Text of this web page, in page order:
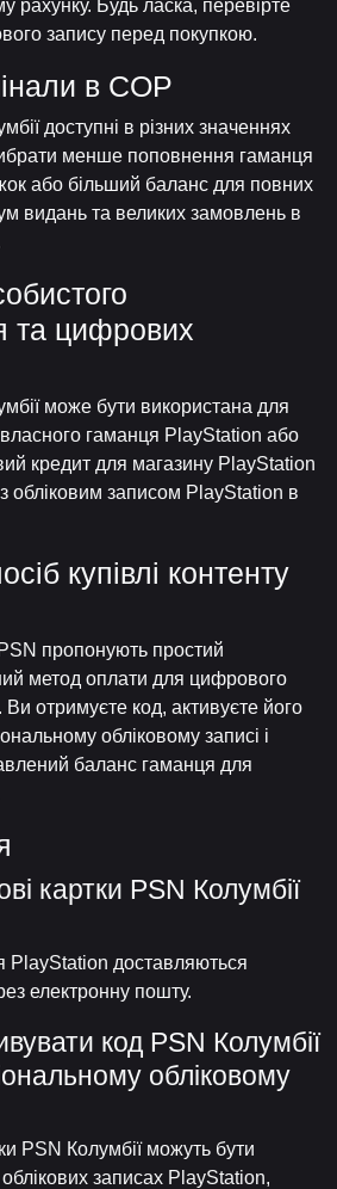
рахунку. Будь ласка, перевірте
запису перед покупкою.
в COP
доступні в різних значеннях
менше поповнення гаманця
або більший баланс для повних
видань та великих замовлень в
та цифрових
може бути використана для
гаманця PlayStation або
кредит для магазину PlayStation
обліковим записом PlayStation в
купівлі контенту
пропонують простий
метод оплати для цифрового
отримуєте код, активуєте його
обліковому записі і
баланс гаманця для
картки PSN Колумбії
PlayStation доставляються
електронну пошту.
код PSN Колумбії
обліковому
PSN Колумбії можуть бути
облікових записах PlayStation,